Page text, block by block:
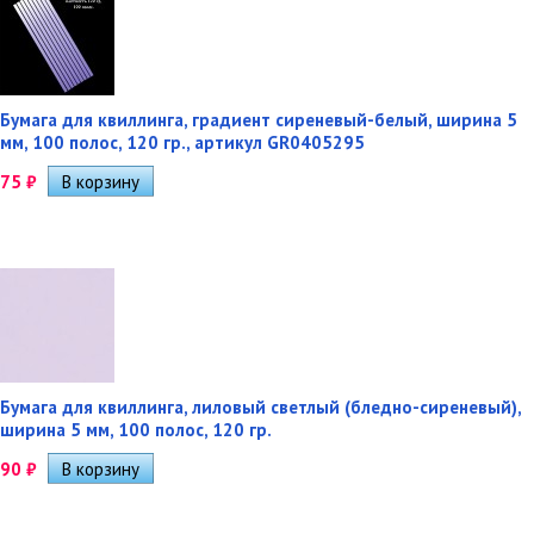
Бумага для квиллинга, градиент сиреневый-белый, ширина 5
мм, 100 полос, 120 гр., артикул GR0405295
75 ₽
Бумага для квиллинга, лиловый светлый (бледно-сиреневый),
ширина 5 мм, 100 полос, 120 гр.
90 ₽